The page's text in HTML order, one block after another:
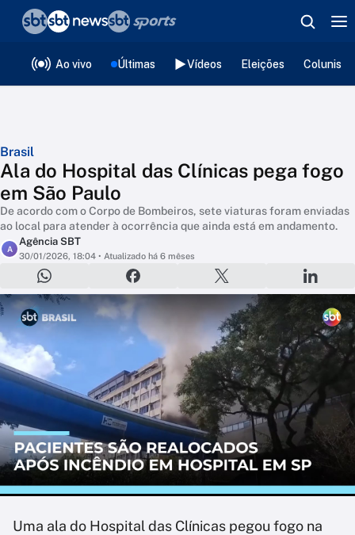
Ao vivo Últimas Vídeos Eleições
Brasil
Ala do Hospital das Clínicas pega fogo
em São Paulo
De acordo com o Corpo de Bombeiros, sete viaturas foram enviadas
ao local para atender à ocorrência que ainda está em andamento.
A
Agência SBT
30/01/2026, 18:04 • Atualizado há 6 mêses
Uma ala do Hospital das Clínicas pegou fogo na
❮voltar
Editorias